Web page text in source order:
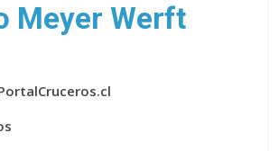
Meyer Werft